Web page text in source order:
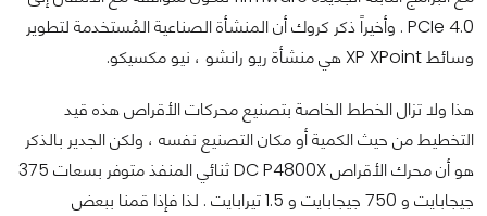
PCIe 4.0 . وأخيراً ذكر كروك أن المنشأة الصناعية المُستخدمة لتطوير
وسائط XP XPoint هي منشأة ريو رانشو ، نيو مكسيكو.
هذا ولا تزال الخطط الخاصة بتصنيع محركات الأقراص هذه قيد
التخطيط من حيث الكمية أو مكان التصنيع نفسه ، ولكن الجدير بالذكر
هو أن محرك الأقراص DC P4800X ثنائي المنفذ متوفر بسعات 375
جيجابايت و 750 جيجابايت و 1.5 تيرابايت . لذا فإذا قمنا ببعض